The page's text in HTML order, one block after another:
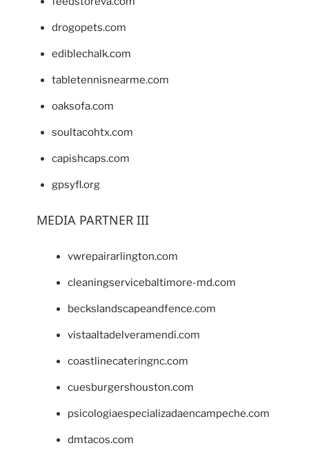
drogopets.com
ediblechalk.com
tabletennisnearme.com
oaksofa.com
soultacohtx.com
capishcaps.com
gpsyfl.org
MEDIA PARTNER III
vwrepairarlington.com
cleaningservicebaltimore-md.com
beckslandscapeandfence.com
vistaaltadelveramendi.com
coastlinecateringnc.com
cuesburgershouston.com
psicologiaespecializadaencampeche.com
dmtacos.com